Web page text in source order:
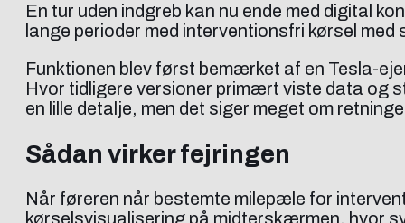
En tur uden indgreb kan nu ende med digital
lange perioder med interventionsfri kørsel
Funktionen blev først bemærket af en Tesla-
Hvor tidligere versioner primært viste data og
en lille detalje, men det siger meget om
Sådan virker fejringen
Når føreren når bestemte milepæle for
kørselsvisualisering på midterskærmen, hvor